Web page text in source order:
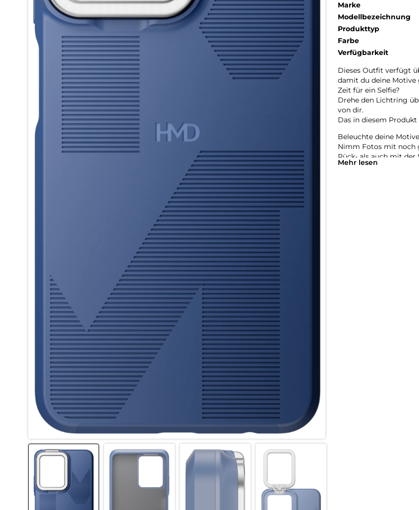
Marke
Modellbezeichnung
Produkttyp
Farbe
Verfügbarkeit
Dieses Outfit verfügt
damit du deine Motive
Zeit für ein Selfie?
Drehe den Lichtring
von dir.
Das in diesem Produkt
Beleuchte deine Motive
Nimm Fotos mit noch
Rück- als auch mit der
Mehr lesen